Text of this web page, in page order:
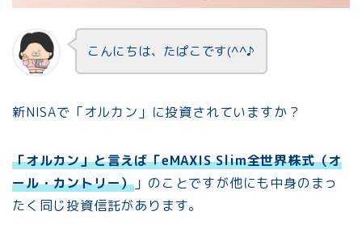
こんにちは、たぱこです(^^♪
新NISAで「オルカン」に投資されていますか？
「オルカン」と言えば「eMAXIS Slim全世界株式（オ
ール・カントリー） 」のことですが他にも中身のまっ
たく同じ投資信託があります。